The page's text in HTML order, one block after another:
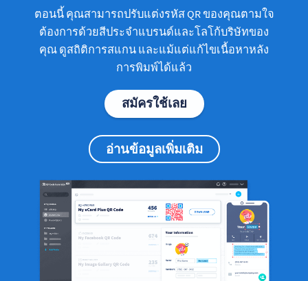
ตอนนี้ คุณสามารถปรับแต่งรหัส QR ของคุณตามใจ
ต้องการด้วยสีประจำแบรนด์และโลโก้บริษัทของ
คุณ ดูสถิติการสแกน และแม้แต่แก้ไขเนื้อหาหลัง
การพิมพ์ได้แล้ว
สมัครใช้เลย
อ่านข้อมูลเพิ่มเติม